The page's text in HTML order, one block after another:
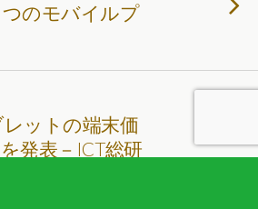
のモバイルプ
ットの端末価
発表－ICT総研